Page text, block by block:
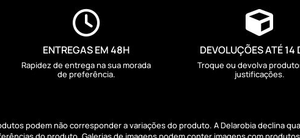

ENTREGAS EM 48H
Rapidez de entrega na sua morada
de preferência.

DEVOLUÇÕES ATÉ 14
Troque ou devolva
justificações.
podem não corresponder a variações do produto. A Delarobia declina